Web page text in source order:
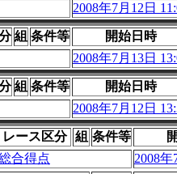
2008年7月12日
組 条件等
開始日時
2008年7月13日
組 条件等
開始日時
2008年7月12日
レース区分 組 条件等
合得点
2008年